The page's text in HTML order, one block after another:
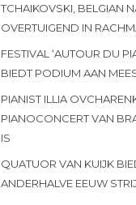
TCHAIKOVSKI, BELGIAN
OVERTUIGEND IN
FESTIVAL ‘AUTOUR DU
BIEDT PODIUM AAN
PIANIST ILLIA
PIANOCONCERT VAN
IS
QUATUOR VAN KUIJK
ANDERHALVE EEUW